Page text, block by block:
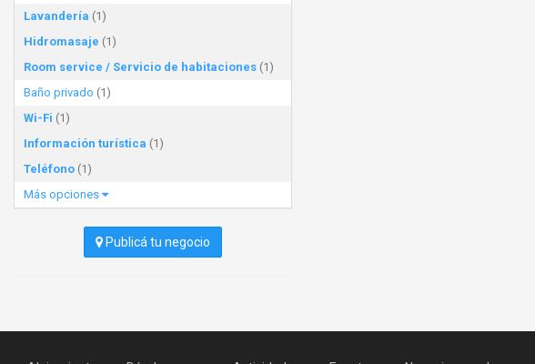
Lavandería (1)
Hidromasaje (1)
Room service / Servicio de habitaciones (1)
Baño privado (1)
Wi-Fi (1)
Información turística (1)
Teléfono (1)
Más opciones
Publicá tu negocio